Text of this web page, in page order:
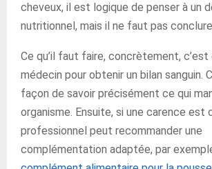
cheveux, il est logique de penser à un
nutritionnel, mais il ne faut pas
Ce qu’il faut faire, concrètement,
médecin pour obtenir un bilan sanguin.
façon de savoir précisément ce qui
organisme. Ensuite, si une carence est
professionnel peut recommander une
complémentation adaptée, par